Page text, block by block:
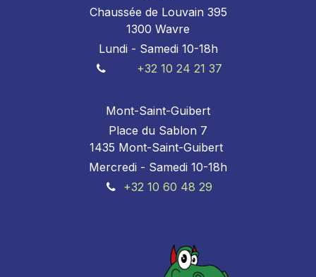
Chaussée de Louvain 395
1300 Wavre
Lundi - Samedi 10-18h
+32 10 24 21 37
Mont-Saint-Guibert
Place du Sablon 7
1435 Mont-Saint-Guibert
Mercredi - Samedi 10-18h
+32 10 60 48 29